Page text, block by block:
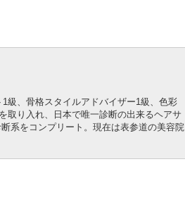
級、骨格スタイルアドバイザー1級、色彩
取り入れ、日本で唯一診断の出来るヘアサ
系をコンプリート。現在は表参道の美容院